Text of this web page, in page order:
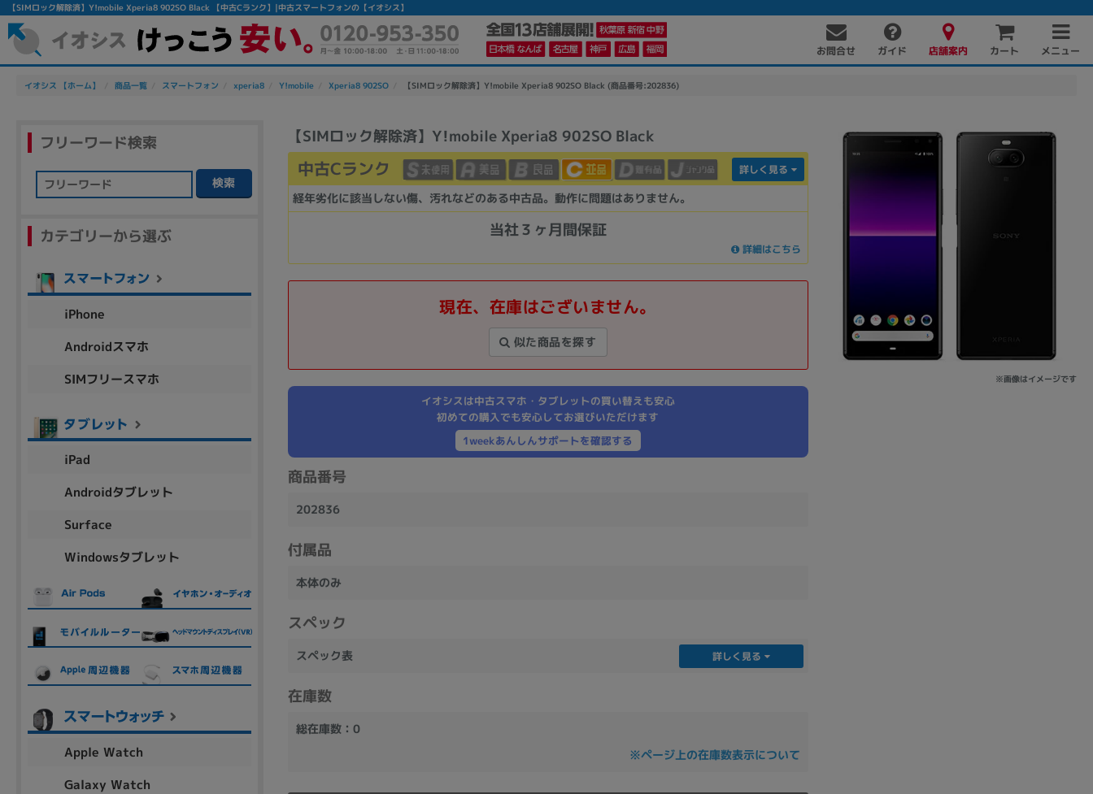
【SIMロック解除済】Y!mobile Xperia8 902SO Black 【中古Cランク】|中古スマートフォンの【イオシス】
お問合せ ガイド 店舗案内 カート メニュー
イオシス 【ホーム】 商品一覧 スマートフォン xperia8 Y!mobile Xperia8 902SO 【SIMロック解除済】Y!mobile Xperia8 902SO Black (商品番号:202836)
【SIMロック解除済】Y!mobile Xperia8 902SO Black
※画像はイメージです
中古Cランク
経年劣化に該当しない傷、汚れなどのある中古品。動作に問題はありません。
詳しく見る
当社３ヶ月間保証
詳細はこちら
現在、在庫はございません。
似た商品を探す
イオシスは中古スマホ・タブレットの買い替えも安心
初めての購入でも安心してお選びいただけます
1weekあんしんサポートを確認する
商品番号
202836
付属品
本体のみ
スペック
スペック表 詳しく見る
在庫数
総在庫数：0
※ページ上の在庫数表示について
フリーワード検索
検索
カテゴリーから選ぶ
iPhone
Androidスマホ
SIMフリースマホ
iPad
Androidタブレット
Surface
Windowsタブレット
Apple Watch
Galaxy Watch
かんたんパソコン検索に切り替える
除外ワード
人気の検索ワード：Let's note EliteBook
カテゴリー
商品ジャンルの絞り込み
PC周辺機器
商品シリーズ名・ブランド名の絞り込み。
aspire Inspiron
メーカー
Apple SONY TOSHIBA
Asus HP
商品の搭載機能による絞り込み
Webカメラ内蔵
ランク
商品状態の絞り込み
新品/未使用 中古 新品